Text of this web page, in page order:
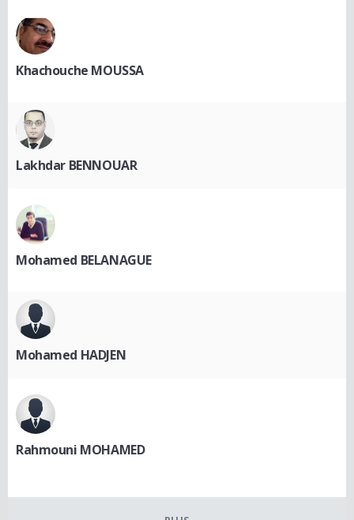
Khachouche MOUSSA
Lakhdar BENNOUAR
Mohamed BELANAGUE
Mohamed HADJEN
Rahmouni MOHAMED